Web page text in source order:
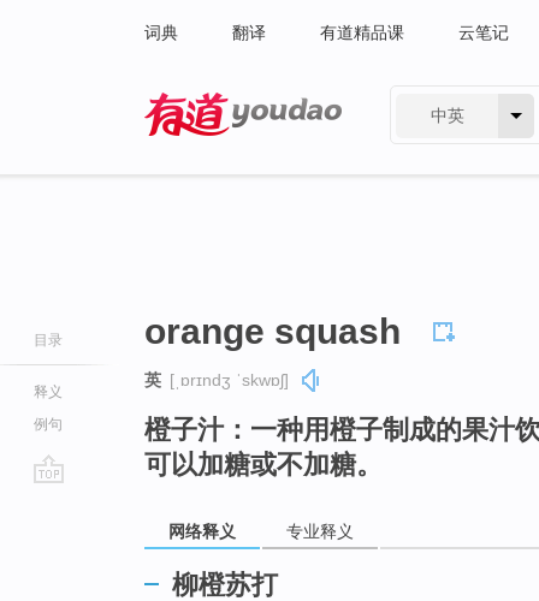
词典 翻译 有道精品课 云笔记
中英
目录
释义
例句
orange squash
英 [ˌɒrɪndʒ ˈskwɒʃ]
橙子汁：一种用橙子制成的果汁
可以加糖或不加糖。
网络释义 专业释义
柳橙苏打